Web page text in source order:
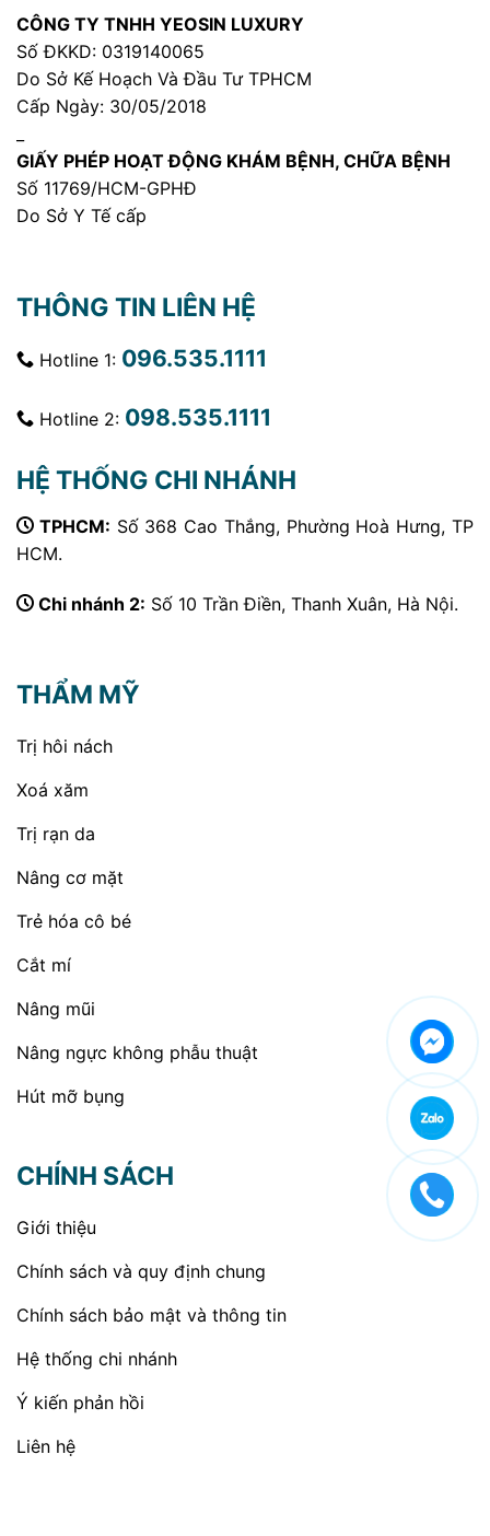
CÔNG TY TNHH YEOSIN LUXURY
Số ĐKKD: 0319140065
Do Sở Kế Hoạch Và Đầu Tư TPHCM
Cấp Ngày: 30/05/2018
GIẤY PHÉP HOẠT ĐỘNG KHÁM BỆNH, CHỮA BỆNH
Số 11769/HCM-GPHĐ
Do Sở Y Tế cấp
THÔNG TIN LIÊN HỆ
Hotline 1: 096.535.1111
Hotline 2: 098.535.1111
HỆ THỐNG CHI NHÁNH
TPHCM: Số 368 Cao Thắng, Phường Hoà Hưng, TP
HCM.
Chi nhánh 2: Số 10 Trần Điền, Thanh Xuân, Hà Nội.
THẨM MỸ
Trị hôi nách
Xoá xăm
Trị rạn da
Nâng cơ mặt
Trẻ hóa cô bé
Cắt mí
Nâng mũi
Nâng ngực không phẫu thuật
Hút mỡ bụng
CHÍNH SÁCH
Giới thiệu
Chính sách và quy định chung
Chính sách bảo mật và thông tin
Hệ thống chi nhánh
Ý kiến phản hồi
Liên hệ